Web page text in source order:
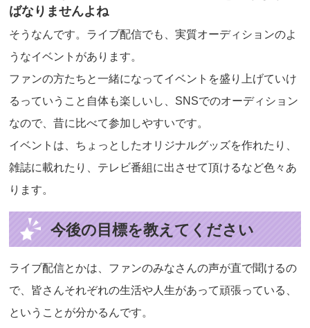
ばなりませんよね
そうなんです。ライブ配信でも、実質オーディションのよ
うなイベントがあります。
ファンの方たちと一緒になってイベントを盛り上げていけ
るっていうこと自体も楽しいし、SNSでのオーディション
なので、昔に比べて参加しやすいです。
イベントは、ちょっとしたオリジナルグッズを作れたり、
雑誌に載れたり、テレビ番組に出させて頂けるなど色々あ
ります。
今後の目標を教えてください
ライブ配信とかは、ファンのみなさんの声が直で聞けるの
で、皆さんそれぞれの生活や人生があって頑張っている、
ということが分かるんです。